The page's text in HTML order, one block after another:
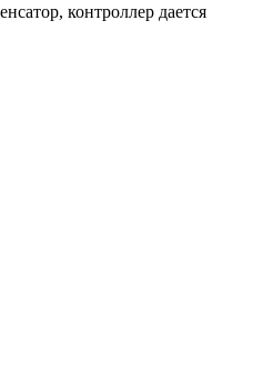
контроллер дается